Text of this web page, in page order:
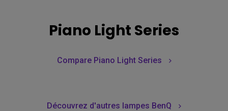
Piano Light Series
Compare Piano Light Series
Découvrez d'autres lampes BenQ